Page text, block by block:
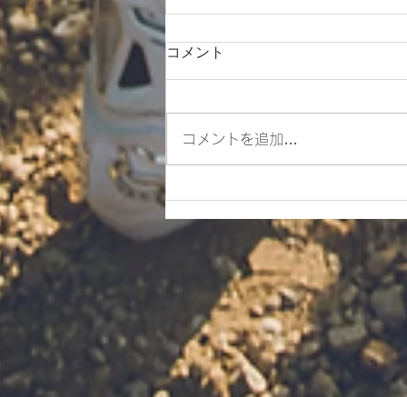
ES700ラリー仕様とES700の
違いをご紹介‼
コメント
コメントを追加…